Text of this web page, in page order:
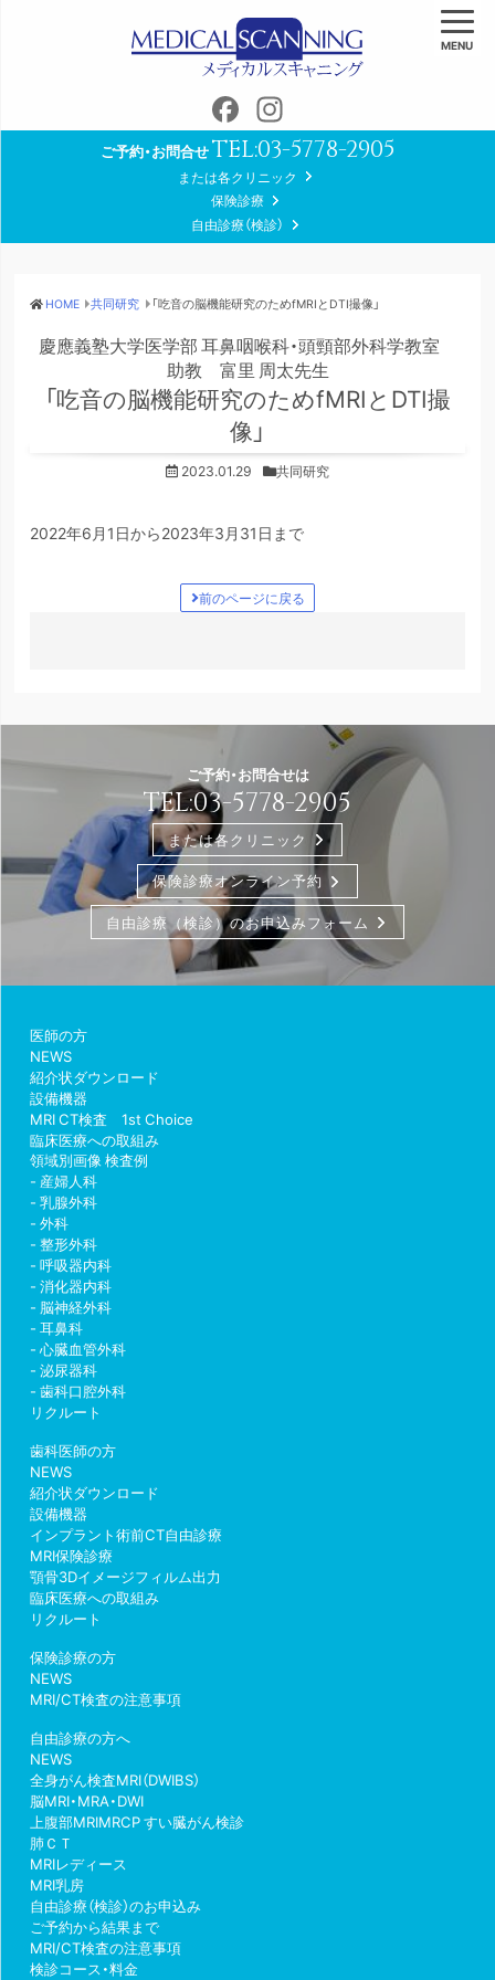
Facebook
ご予約・お問合せTEL:03-5778-2905
または各クリニック
保険診療
自由診療（検診）
MENU
HOME 共同研究 「吃音の脳機能研究のためfMRIとDTI撮像」
慶應義塾大学医学部 耳鼻咽喉科・頭頸部外科学教室
助教 富里 周太先生
「吃音の脳機能研究のためfMRIとDTI撮
像」
2023.01.29 共同研究
2022年6月1日から2023年3月31日まで
前のページに戻る
ご予約・お問合せは
TEL:03-5778-2905
または各クリニック
保険診療オンライン予約
自由診療（検診）のお申込みフォーム
医師の方
NEWS
紹介状ダウンロード
設備機器
MRI CT検査 1st Choice
臨床医療への取組み
領域別画像 検査例
産婦人科
乳腺外科
外科
整形外科
呼吸器内科
消化器内科
脳神経外科
耳鼻科
心臓血管外科
泌尿器科
歯科口腔外科
リクルート
歯科医師の方
NEWS
紹介状ダウンロード
設備機器
インプラント術前CT自由診療
MRI保険診療
顎骨3Dイメージフィルム出力
臨床医療への取組み
リクルート
保険診療の方
NEWS
MRI/CT検査の注意事項
自由診療の方へ
NEWS
全身がん検査MRI（DWIBS）
脳MRI・MRA・DWI
上腹部MRIMRCP すい臓がん検診
肺ＣＴ
MRIレディース
MRI乳房
自由診療（検診）のお申込み
ご予約から結果まで
MRI/CT検査の注意事項
検診コース・料金